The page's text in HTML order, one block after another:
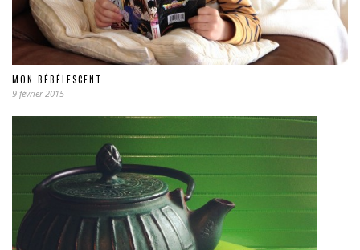
MON BÉBÉLESCENT
9 février 2015